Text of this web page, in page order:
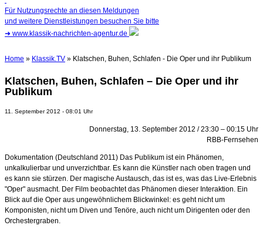
Für Nutzungsrechte an diesen Meldungen
und weitere Dienstleistungen besuchen Sie bitte
➜ www.klassik-nachrichten-agentur.de
Home » Klassik.TV » Klatschen, Buhen, Schlafen - Die Oper und ihr Publikum
Klatschen, Buhen, Schlafen – Die Oper und ihr
Publikum
11. September 2012 - 08:01 Uhr
Donnerstag, 13. September 2012 / 23:30 – 00:15 Uhr
RBB-Fernsehen
Dokumentation (Deutschland 2011) Das Publikum ist ein Phänomen,
unkalkulierbar und unverzichtbar. Es kann die Künstler nach oben tragen und
es kann sie stürzen. Der magische Austausch, das ist es, was das Live-Erlebnis
"Oper" ausmacht. Der Film beobachtet das Phänomen dieser Interaktion. Ein
Blick auf die Oper aus ungewöhnlichem Blickwinkel: es geht nicht um
Komponisten, nicht um Diven und Tenöre, auch nicht um Dirigenten oder den
Orchestergraben.